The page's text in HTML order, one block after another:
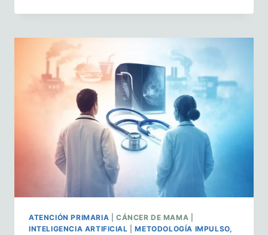
IA
NOS
PERDER
EL
JUICIO
CLÍNICO:
LA
SEMIOLOGÍA
MÉDICA
INTELIGENCIA
ARTIFICIAL
ATENCIÓN PRIMARIA CÁNCER DE MAMA
INTELIGENCIA ARTIFICIAL |METODOLOGÍA IMPULSO,